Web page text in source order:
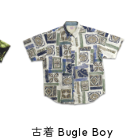
401n w60807
古着 Bugle Boy